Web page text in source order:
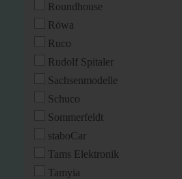
Roundhouse
Röwa
Ruco
Rudolf Spitaler
Sachsenmodelle
Schuco
Sommerfeldt
staboCar
Tams Elektronik
Tamyia